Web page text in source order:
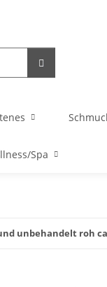
Spa
unbehandelt roh ca.